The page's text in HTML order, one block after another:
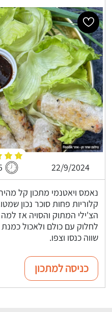
22/9/2024
קלוריות פחות סוכר נכון
הצ'ילי המתוק והסויה אז
לחלוק עם כולם ולאכול
שווה כנסו וצפו.
כניסה למתכון